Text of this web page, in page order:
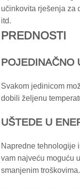
učinkovita rješenja za
itd.
PREDNOSTI
POJEDINAČNO
Svakom jedinicom
dobili željenu
UŠTEDE U
Napredne tehnologije
vam najveću moguću
smanjenim troškovima.